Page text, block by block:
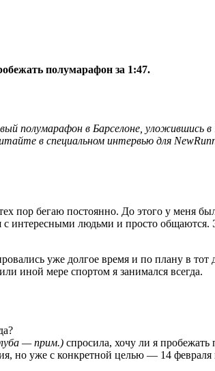
полумарафон за 1:47.
полумарафон в Барселоне,
в специальном интервью для
пор бегаю постоянно. До этого у меня
интересными людьми и просто общаются.
уже долгое время и по плану в
иной мере спортом я занимался всегда.
— прим.) спросила, хочу ли я
но уже с конкретной целью — 14 февраля